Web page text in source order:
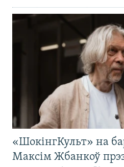
«ШокінгКульт» на
Максім Жбанкоў